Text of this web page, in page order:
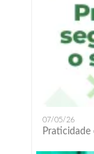
07/05/26
Praticidade